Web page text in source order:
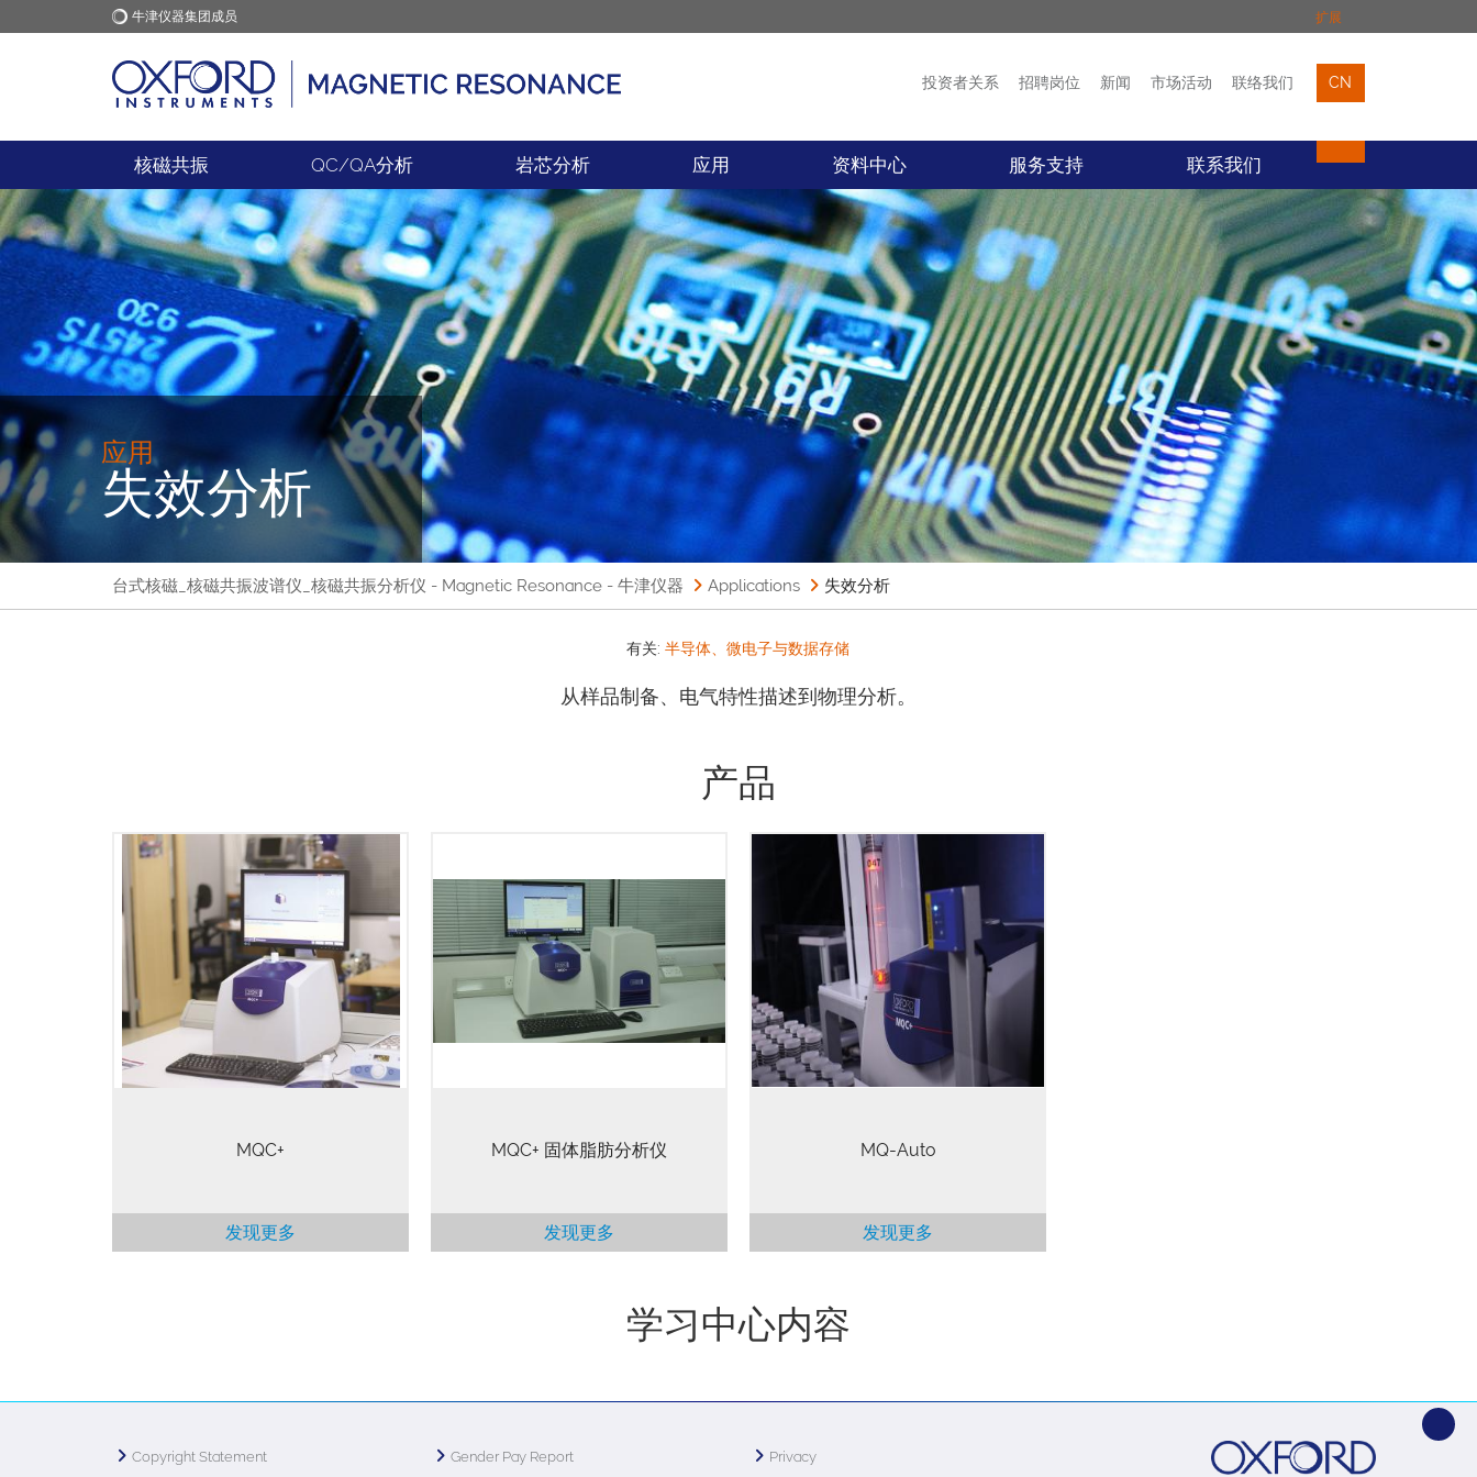
牛津仪器集团成员 扩展
牛津仪器 应用 市场活动 联络我们
投资者关系 招聘岗位 新闻 市场活动 联络我们 CN
核磁共振 QC/QA分析 岩芯分析 应用 资料中心 服务支持 联系我们
应用
失效分析
台式核磁_核磁共振波谱仪_核磁共振分析仪 - Magnetic Resonance - 牛津仪器 Applications 失效分析
有关:半导体、微电子与数据存储
从样品制备、电气特性描述到物理分析。
产品
MQC+ 台式核磁共振分析仪可以测量
各种样品中的油、水、氟和固体脂
肪，通常用于质量保证和质量控制。
使用MQC+分析仪进行分析，需要几秒
钟到几分钟就能得出结果，从而可以
快速高效地检测大量样品。核磁共振
信号来自样品的各组成部分，并非仅
由物体表面产生，即使物体是不透明
的，也可以保证测量结果更加准确。
核磁共振测量不会对样品造成任何破
坏，因此样品测试后可以保存用于重
复测量或使用其他技术进行分析。
MQC+
发现更多
和脂肪的一个重要特性，对于烘焙、
糖果点心和人造黄油行业尤其重要。
熔化曲线决定了食用油/脂肪的具体用
途，是供应商和最终用户以及产品开
发的重要品质控制参数。随着各地陆
续出台法规限制或禁止使用反式脂肪
酸，众多传统食品需要寻找新的配
方，本测定方法可为食品行业提供新
MQC+ 固体脂肪分析仪
发现更多
全球无数用户均借助 MQC 和 MQC+
系列核磁共振 (NMR) 分析仪来实现快
速准确测量。MQ-Auto 是一款延长
MQC+ 工作时间的机械手系统 ，能够
额外提升实验室生产率和效率。 MQ-
Auto 尤其适合高处理量需求的实验室
和/或测量时间相对长的高性能应用，
能够减轻技术人员的工作负担，以便
他们更好地处理其他工作
MQ-Auto
发现更多
学习中心内容
Copyright Statement Gender Pay Report Privacy